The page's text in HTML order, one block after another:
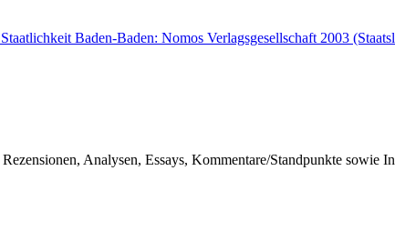
Baden-Baden: Nomos Verlagsgesellschaft 2003
Analysen, Essays, Kommentare/Standpunkte sowie